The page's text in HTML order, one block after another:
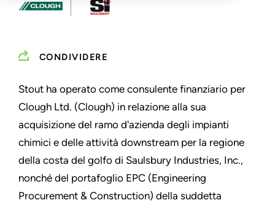
CONDIVIDERE
Stout ha operato come consulente finanziario per
Clough Ltd. (Clough) in relazione alla sua
acquisizione del ramo d'azienda degli impianti
chimici e delle attività downstream per la regione
della costa del golfo di Saulsbury Industries, Inc.,
nonché del portafoglio EPC (Engineering
Procurement & Construction) della suddetta